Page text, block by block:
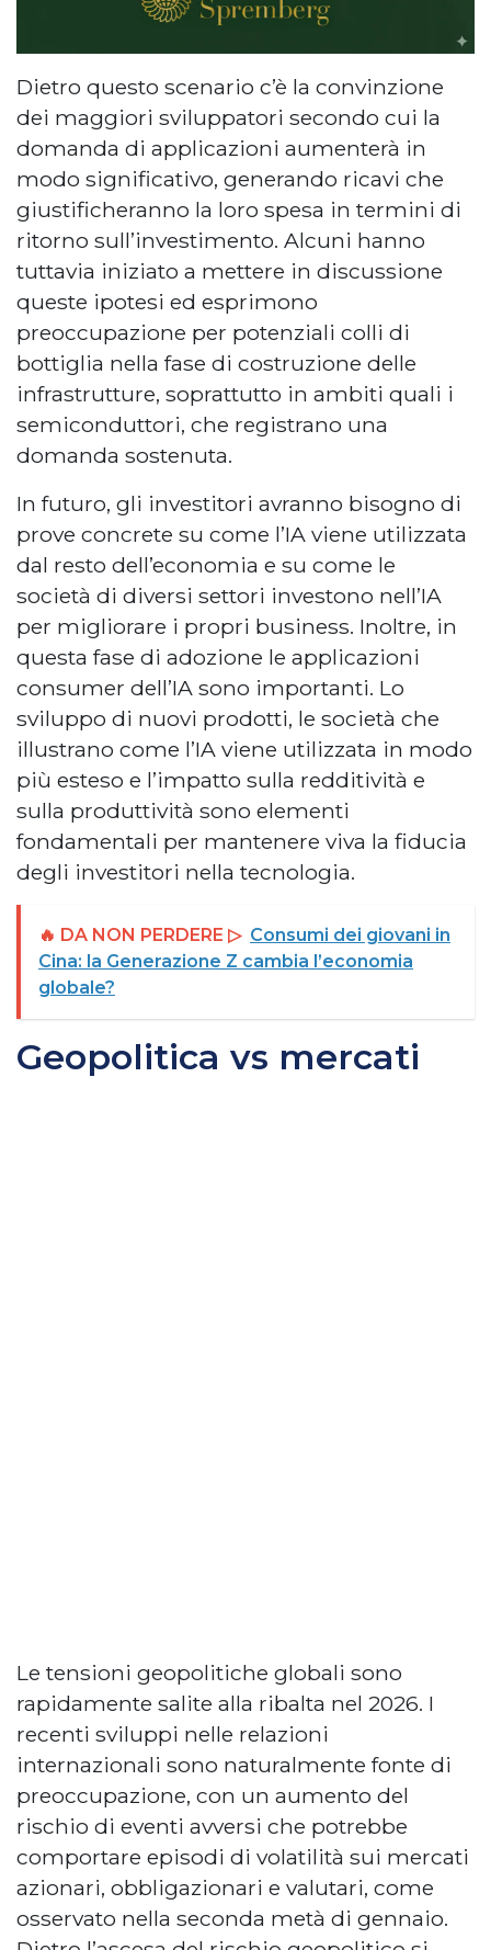
Dietro questo scenario c’è la convinzione
dei maggiori sviluppatori secondo cui la
domanda di applicazioni aumenterà in
modo significativo, generando ricavi che
giustificheranno la loro spesa in termini di
ritorno sull’investimento. Alcuni hanno
tuttavia iniziato a mettere in discussione
queste ipotesi ed esprimono
preoccupazione per potenziali colli di
bottiglia nella fase di costruzione delle
infrastrutture, soprattutto in ambiti quali i
semiconduttori, che registrano una
domanda sostenuta.
In futuro, gli investitori avranno bisogno di
prove concrete su come l’IA viene utilizzata
dal resto dell’economia e su come le
società di diversi settori investono nell’IA
per migliorare i propri business. Inoltre, in
questa fase di adozione le applicazioni
consumer dell’IA sono importanti. Lo
sviluppo di nuovi prodotti, le società che
illustrano come l’IA viene utilizzata in modo
più esteso e l’impatto sulla redditività e
sulla produttività sono elementi
fondamentali per mantenere viva la fiducia
degli investitori nella tecnologia.
🔥 DA NON PERDERE ▷ Consumi dei giovani in
Cina: la Generazione Z cambia l’economia
globale?
Geopolitica vs mercati
Le tensioni geopolitiche globali sono
rapidamente salite alla ribalta nel 2026. I
recenti sviluppi nelle relazioni
internazionali sono naturalmente fonte di
preoccupazione, con un aumento del
rischio di eventi avversi che potrebbe
comportare episodi di volatilità sui mercati
azionari, obbligazionari e valutari, come
osservato nella seconda metà di gennaio.